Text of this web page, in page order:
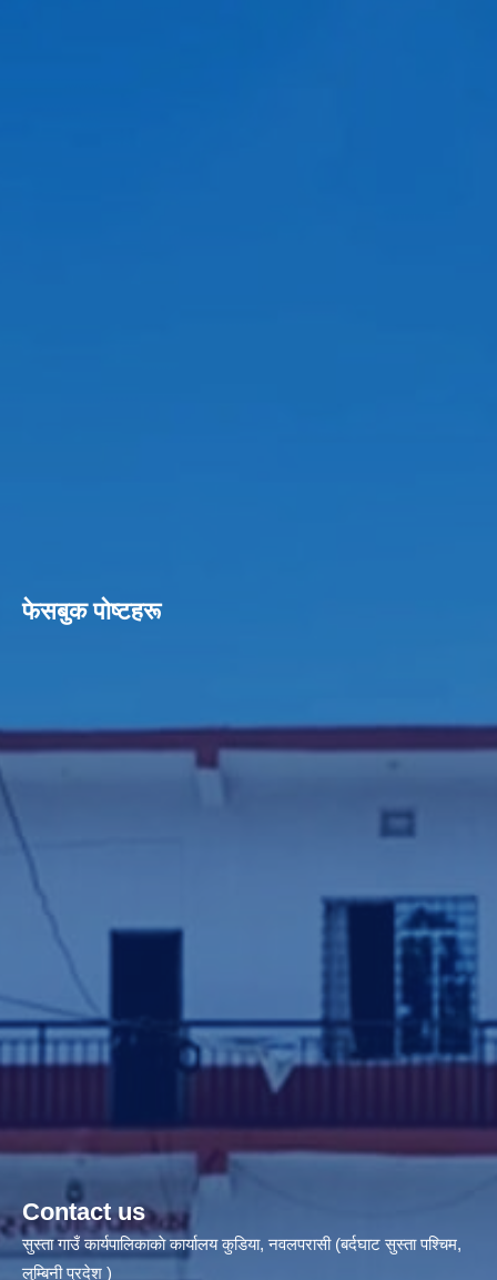
फेसबुक पाेष्टहरू
Contact us
सुस्ता गाउँ कार्यपालिकाकाे कार्यालय कुडिया, नवलपरासी (बर्दघाट सुस्ता पश्चिम,
लुम्बिनी प्रदेश )